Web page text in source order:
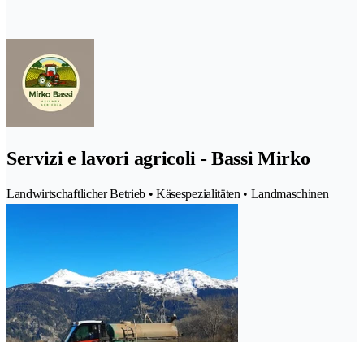
Servizi e lavori agricoli - Bassi Mirko
Landwirtschaftlicher Betrieb • Käsespezialitäten • Landmaschinen